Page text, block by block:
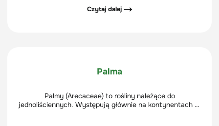
Czytaj dalej ⟶
Palma
Palmy (Arecaceae) to rośliny należące do
jednoliściennych. Występują głównie na kontynentach w